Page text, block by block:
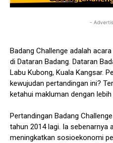
-
Badang Challenge adalah
di Dataran Badang. Dataran
Labu Kubong, Kuala Kangsar.
kewujudan pertandingan ini?
ketahui makluman dengan lebih
Pertandingan Badang
tahun 2014 lagi. Ia sebenarnya
meningkatkan sosioekonomi